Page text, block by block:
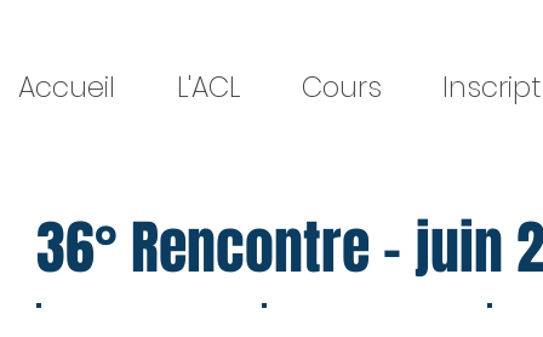
Accueil L'ACL Cours
36° Rencontre - juin